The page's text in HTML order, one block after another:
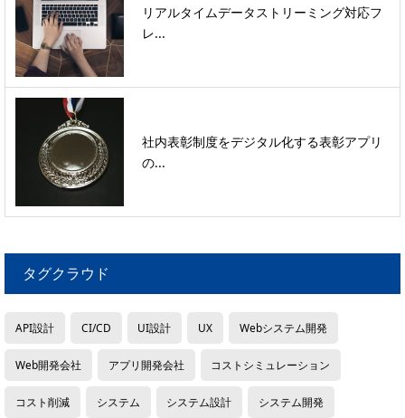
リアルタイムデータストリーミング対応フ
レ...
社内表彰制度をデジタル化する表彰アプリ
の...
タグクラウド
API設計 CI/CD UI設計 UX Webシステム開発
Web開発会社 アプリ開発会社 コストシミュレーション
コスト削減 システム システム設計 システム開発